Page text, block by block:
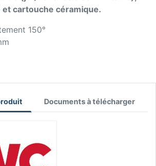
cartouche céramique.
150°
Documents à télécharger